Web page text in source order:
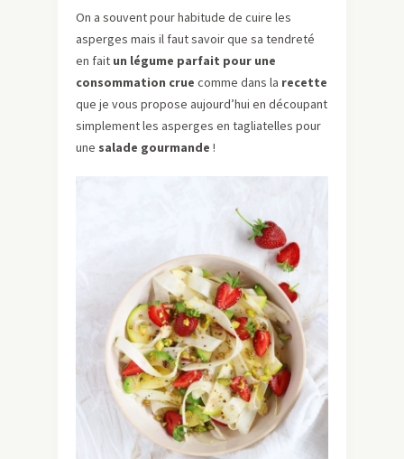
On a souvent pour habitude de cuire les
asperges mais il faut savoir que sa tendreté
en fait un légume parfait pour une
consommation crue comme dans la recette
que je vous propose aujourd’hui en découpant
simplement les asperges en tagliatelles pour
une salade gourmande !